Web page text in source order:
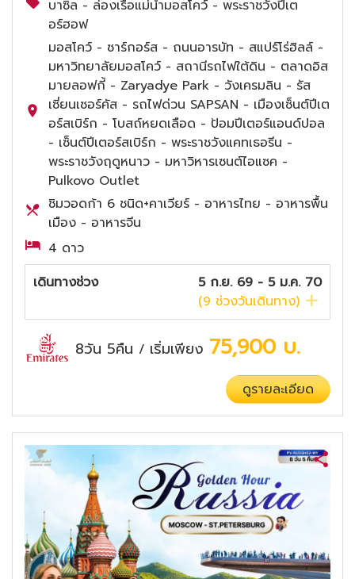
บาซิล - ล่องเรือแม่น้ำมอสโคว์ - พระราชวังปีเต
อร์ฮอฟ
มอสโคว์ - ซาร์กอร์ส - ถนนอารบัท - สแปร์โร่ฮิลล์ -
มหาวิทยาลัยมอสโคว์ - สถานีรถไฟใต้ดิน - ตลาดอิส
มายลอฟกี้ - Zaryadye Park - วังเครมลิน - รัส
เซี่ยนเซอร์คัส - รถไฟด่วน SAPSAN - เมืองเซ็นต์ปีเต
อร์สเบิร์ก - โบสถ์หยดเลือด - ป้อมปีเตอร์แอนด์ปอล
- เซ็นต์ปีเตอร์สเบิร์ก - พระราชวังแคทเธอรีน -
พระราชวังฤดูหนาว - มหาวิหารเซนต์ไอแซค -
Pulkovo Outlet
ชิมวอดก้า 6 ชนิด+คาเวียร์ - อาหารไทย - อาหารพื้น
เมือง - อาหารจีน
4 ดาว
เดินทางช่วง
5 ก.ย. 69 - 5 ม.ค. 70
(9 ช่วงวันเดินทาง)
8วัน 5คืน / เริ่มเพียง 75,900 บ.
ดูรายละเอียด